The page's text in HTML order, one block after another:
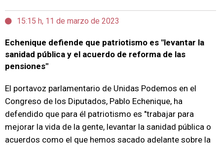
15:15 h, 11 de marzo de 2023
Echenique defiende que patriotismo es "levantar la
sanidad pública y el acuerdo de reforma de las
pensiones"
El portavoz parlamentario de Unidas Podemos en el
Congreso de los Diputados, Pablo Echenique, ha
defendido que para él patriotismo es "trabajar para
mejorar la vida de la gente, levantar la sanidad pública o
acuerdos como el que hemos sacado adelante sobre la